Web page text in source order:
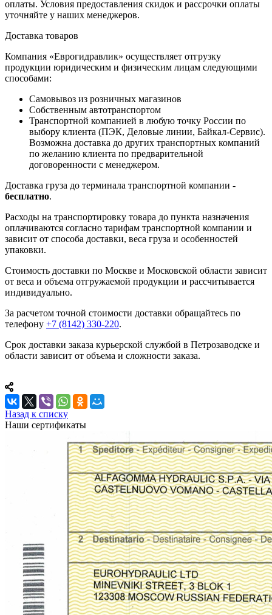
оплаты. Условия предоставления скидок и рассрочки оплаты
уточняйте у наших менеджеров.
Доставка товаров
Компания «Еврогидравлик» осуществляет отгрузку
продукции юридическим и физическим лицам следующими
способами:
Самовывоз из розничных магазинов
Собственным автотранспортом
Транспортной компанией в любую точку России по
выбору клиента (ПЭК, Деловые линии, Байкал-Сервис).
Возможна доставка до других транспортных компаний
по желанию клиента по предварительной
договоренности с менеджером.
Доставка груза до терминала транспортной компании -
бесплатно.
Расходы на транспортировку товара до пункта назначения
оплачиваются согласно тарифам транспортной компании и
зависит от способа доставки, веса груза и особенностей
упаковки.
Стоимость доставки по Москве и Московской области зависит
от веса и объема отгружаемой продукции и рассчитывается
индивидуально.
За расчетом точной стоимости доставки обращайтесь по
телефону +7 (8142) 330-220.
Срок доставки заказа курьерской службой в Петрозаводске и
области зависит от объема и сложности заказа.
Назад к списку
Наши сертификаты